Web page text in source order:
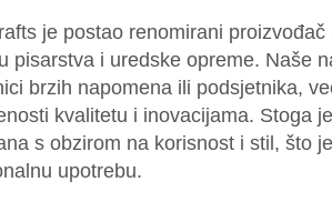
je postao renomirani
pisarstva i uredske opreme. Naše
brzih napomena ili podsjetnika,
kvalitetu i inovacijama. Stoga
s obzirom na korisnost i stil, što
upotrebu.